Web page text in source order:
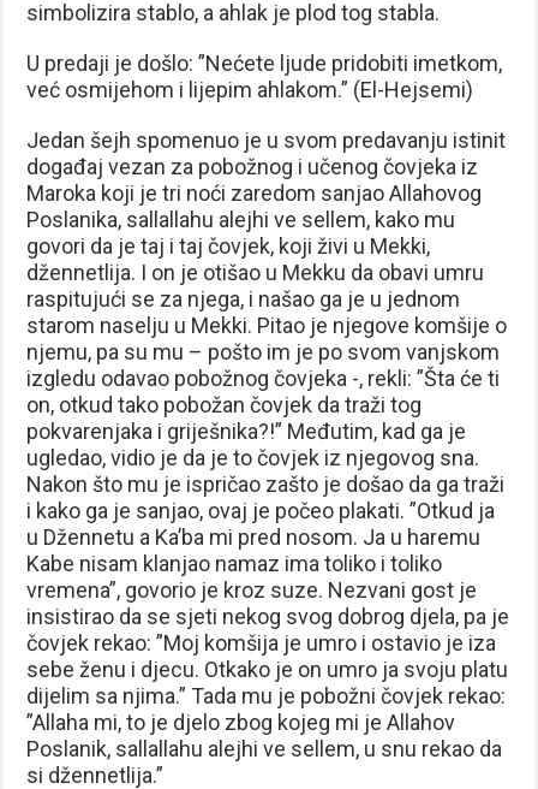
simbolizira stablo, a ahlak je plod tog stabla.
U predaji je došlo: ”Nećete ljude pridobiti imetkom,
već osmijehom i lijepim ahlakom.” (El-Hejsemi)
Jedan šejh spomenuo je u svom predavanju istinit
događaj vezan za pobožnog i učenog čovjeka iz
Maroka koji je tri noći zaredom sanjao Allahovog
Poslanika, sallallahu alejhi ve sellem, kako mu
govori da je taj i taj čovjek, koji živi u Mekki,
džennetlija. I on je otišao u Mekku da obavi umru
raspitujući se za njega, i našao ga je u jednom
starom naselju u Mekki. Pitao je njegove komšije o
njemu, pa su mu – pošto im je po svom vanjskom
izgledu odavao pobožnog čovjeka -, rekli: ”Šta će ti
on, otkud tako pobožan čovjek da traži tog
pokvarenjaka i griješnika?!” Međutim, kad ga je
ugledao, vidio je da je to čovjek iz njegovog sna.
Nakon što mu je ispričao zašto je došao da ga traži
i kako ga je sanjao, ovaj je počeo plakati. ”Otkud ja
u Džennetu a Ka’ba mi pred nosom. Ja u haremu
Kabe nisam klanjao namaz ima toliko i toliko
vremena”, govorio je kroz suze. Nezvani gost je
insistirao da se sjeti nekog svog dobrog djela, pa je
čovjek rekao: ”Moj komšija je umro i ostavio je iza
sebe ženu i djecu. Otkako je on umro ja svoju platu
dijelim sa njima.” Tada mu je pobožni čovjek rekao:
”Allaha mi, to je djelo zbog kojeg mi je Allahov
Poslanik, sallallahu alejhi ve sellem, u snu rekao da
si džennetlija.”